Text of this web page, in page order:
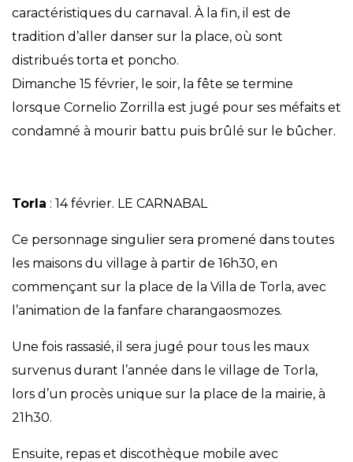
caractéristiques du carnaval. À la fin, il est de
tradition d’aller danser sur la place, où sont
distribués torta et poncho.
Dimanche 15 février, le soir, la fête se termine
lorsque Cornelio Zorrilla est jugé pour ses méfaits et
condamné à mourir battu puis brûlé sur le bûcher.
Torla : 14 février. LE CARNABAL
Ce personnage singulier sera promené dans toutes
les maisons du village à partir de 16h30, en
commençant sur la place de la Villa de Torla, avec
l’animation de la fanfare charangaosmozes.
Une fois rassasié, il sera jugé pour tous les maux
survenus durant l’année dans le village de Torla,
lors d’un procès unique sur la place de la mairie, à
21h30.
Ensuite, repas et discothèque mobile avec